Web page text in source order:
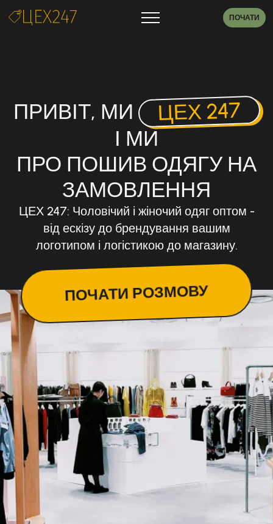
ПОЧАТИ
ПРИВІТ, МИ ЦЕХ 247
І МИ
ПРО ПОШИВ ОДЯГУ НА
ЗАМОВЛЕННЯ
ЦЕХ 247: Чоловічий і жіночий одяг оптом -
від ескізу до брендування вашим
логотипом і логістикою до магазину.
ПОЧАТИ РОЗМОВУ